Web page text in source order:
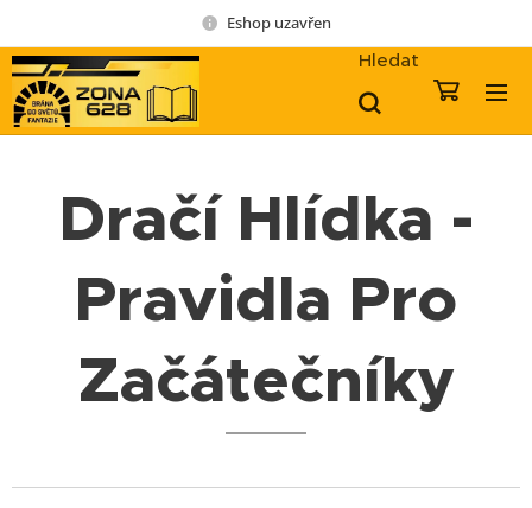
Eshop uzavřen
Hledat
Dračí Hlídka -
Pravidla Pro
Začátečníky